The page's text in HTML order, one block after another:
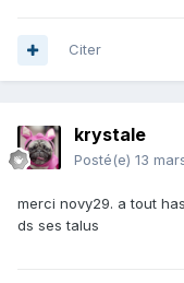
Citer
krystale
Posté(e) 13
merci novy29. a tout
ds ses talus